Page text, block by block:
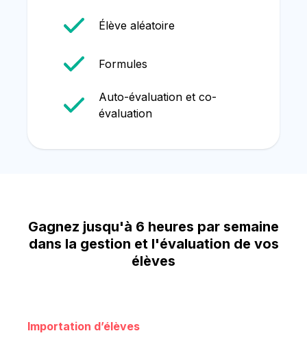
Élève aléatoire
Formules
Auto-évaluation et co-
évaluation
Gagnez jusqu'à 6 heures par semaine
dans la gestion et l'évaluation de vos
élèves
Importation d’élèves